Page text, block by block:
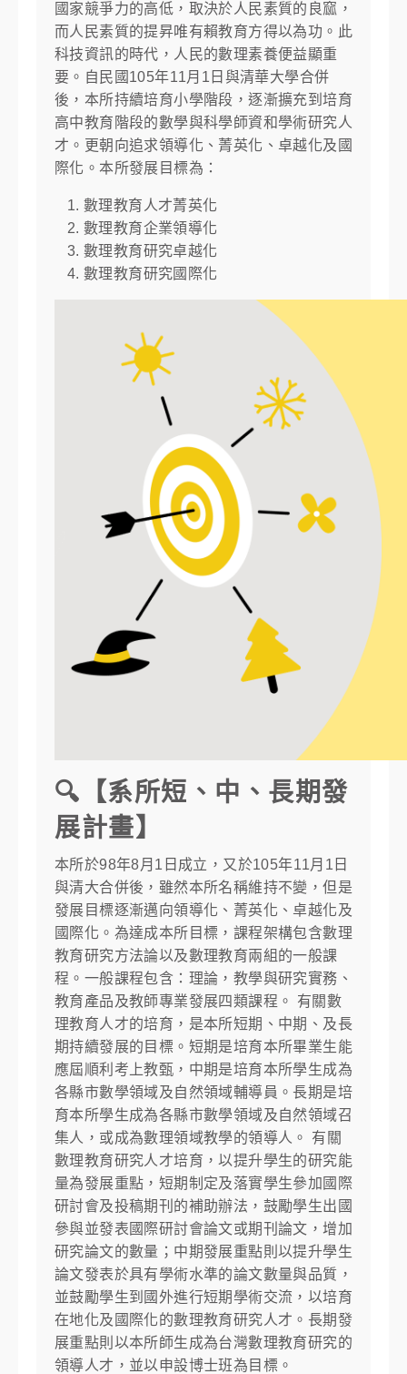
國家競爭力的高低，取決於人民素質的良窳，
而人民素質的提昇唯有賴教育方得以為功。此
科技資訊的時代，人民的數理素養便益顯重
要。自民國105年11月1日與清華大學合併
後，本所持續培育小學階段，逐漸擴充到培育
高中教育階段的數學與科學師資和學術研究人
才。更朝向追求領導化、菁英化、卓越化及國
際化。本所發展目標為：
數理教育人才菁英化
數理教育企業領導化
數理教育研究卓越化
數理教育研究國際化
🔍【系所短、中、長期發
展計畫】
本所於98年8月1日成立，又於105年11月1日
與清大合併後，雖然本所名稱維持不變，但是
發展目標逐漸邁向領導化、菁英化、卓越化及
國際化。為達成本所目標，課程架構包含數理
教育研究方法論以及數理教育兩組的一般課
程。一般課程包含：理論，教學與研究實務、
教育產品及教師專業發展四類課程。 有關數
理教育人才的培育，是本所短期、中期、及長
期持續發展的目標。短期是培育本所畢業生能
應屆順利考上教甄，中期是培育本所學生成為
各縣市數學領域及自然領域輔導員。長期是培
育本所學生成為各縣市數學領域及自然領域召
集人，或成為數理領域教學的領導人。 有關
數理教育研究人才培育，以提升學生的研究能
量為發展重點，短期制定及落實學生參加國際
研討會及投稿期刊的補助辦法，鼓勵學生出國
參與並發表國際研討會論文或期刊論文，增加
研究論文的數量；中期發展重點則以提升學生
論文發表於具有學術水準的論文數量與品質，
並鼓勵學生到國外進行短期學術交流，以培育
在地化及國際化的數理教育研究人才。長期發
展重點則以本所師生成為台灣數理教育研究的
領導人才，並以申設博士班為目標。